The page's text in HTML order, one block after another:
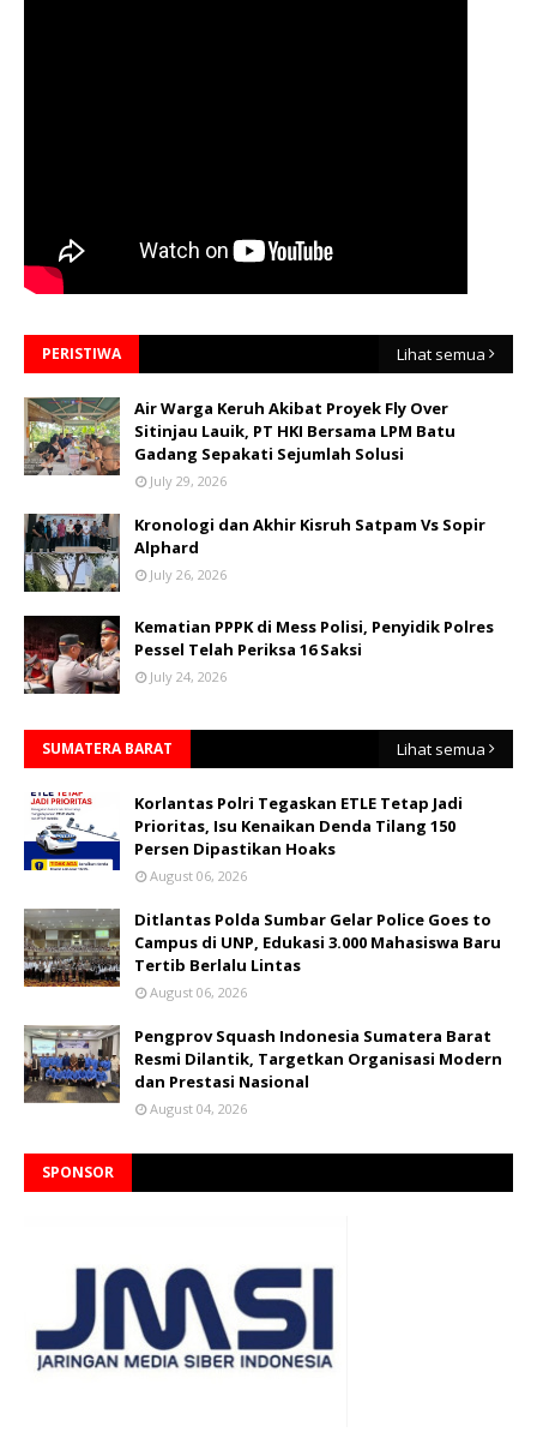
PERISTIWA Lihat semua
Air Warga Keruh Akibat Proyek Fly Over
Sitinjau Lauik, PT HKI Bersama LPM Batu
Gadang Sepakati Sejumlah Solusi
July 29, 2026
Kronologi dan Akhir Kisruh Satpam Vs Sopir
Alphard
July 26, 2026
Kematian PPPK di Mess Polisi, Penyidik Polres
Pessel Telah Periksa 16 Saksi
July 24, 2026
SUMATERA BARAT Lihat semua
Korlantas Polri Tegaskan ETLE Tetap Jadi
Prioritas, Isu Kenaikan Denda Tilang 150
Persen Dipastikan Hoaks
August 06, 2026
Ditlantas Polda Sumbar Gelar Police Goes to
Campus di UNP, Edukasi 3.000 Mahasiswa Baru
Tertib Berlalu Lintas
August 06, 2026
Pengprov Squash Indonesia Sumatera Barat
Resmi Dilantik, Targetkan Organisasi Modern
dan Prestasi Nasional
August 04, 2026
SPONSOR